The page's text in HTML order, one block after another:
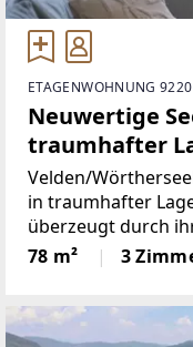
ETAGENWOHNUNG
Neuwertige
traumhafter
Velden/
in traumhafter
überzeugt durch
durchdachte
eindrucksvollen
78 m² 3